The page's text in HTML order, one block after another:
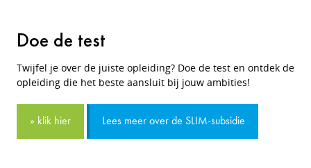
Doe de test
Twijfel je over de juiste opleiding? Doe de test en ontdek de
opleiding die het beste aansluit bij jouw ambities!
» klik hier Lees meer over de SLIM-subsidie